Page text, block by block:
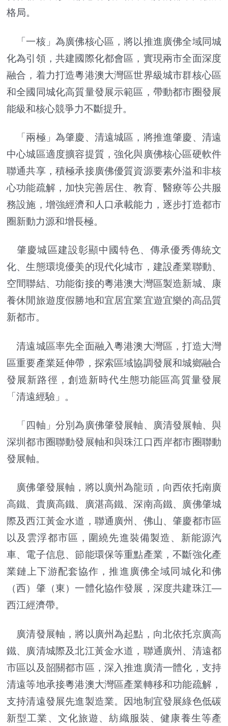
格局。
「一核」為廣佛核心區，將以推進廣佛全域同城
化為引領，共建國際化都會區，實現兩市全面深度
融合，着力打造粵港澳大灣區世界級城市群核心區
和全國同城化高質量發展示範區，帶動都市圈發展
能級和核心競爭力不斷提升。
「兩極」為肇慶、清遠城區，將推進肇慶、清遠
中心城區適度擴容提質，強化與廣佛核心區硬軟件
聯通共享，積極承接廣佛優質資源要素外溢和非核
心功能疏解，加快完善居住、教育、醫療等公共服
務設施，增強經濟和人口承載能力，逐步打造都市
圈新動力源和增長極。
肇慶城區建設彰顯中國特色、傳承優秀傳統文
化、生態環境優美的現代化城市，建設產業聯動、
空間聯結、功能銜接的粵港澳大灣區製造新城、康
養休閒旅遊度假勝地和宜居宜業宜遊宜樂的高品質
新都市。
清遠城區率先全面融入粵港澳大灣區，打造大灣
區重要產業延伸帶，探索區域協調發展和城鄉融合
發展新路徑，創造新時代生態功能區高質量發展
「清遠經驗」。
「四軸」分別為廣佛肇發展軸、廣清發展軸、與
深圳都市圈聯動發展軸和與珠江口西岸都市圈聯動
發展軸。
廣佛肇發展軸，將以廣州為龍頭，向西依托南廣
高鐵、貴廣高鐵、廣湛高鐵、深南高鐵、廣佛肇城
際及西江黃金水道，聯通廣州、佛山、肇慶都市區
以及雲浮都市區，圍繞先進裝備製造、新能源汽
車、電子信息、節能環保等重點產業，不斷強化產
業鏈上下游配套協作，推進廣佛全域同城化和佛
（西）肇（東）一體化協作發展，深度共建珠江―
西江經濟帶。
廣清發展軸，將以廣州為起點，向北依托京廣高
鐵、廣清城際及北江黃金水道，聯通廣州、清遠都
市區以及韶關都市區，深入推進廣清一體化，支持
清遠等地承接粵港澳大灣區產業轉移和功能疏解，
支持清遠發展先進製造業。因地制宜發展綠色低碳
新型工業、文化旅遊、紡織服裝、健康養生等產